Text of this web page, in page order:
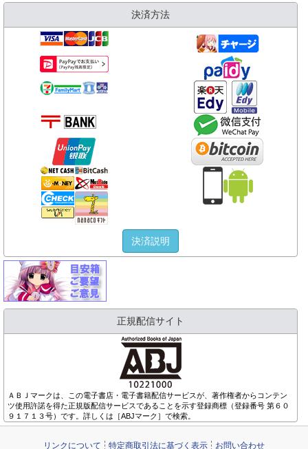
決済方法
決済説明
正規配信サイト
ＡＢＪマークは、この電子書店・電子書籍配信サービスが、著作権者からコンテン
ツ使用許諾を得た正規版配信サービスであることを示す登録商標（登録番号 第６０
９１７１３号）です。詳しくは［ABJマーク］で検索。
リンクについて 特定商取引法に基づく表示 お問い合わせ